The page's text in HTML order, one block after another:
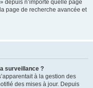
depuis n’importe quelle page
page de recherche avancée et
surveillance ?
à la gestion des
des mises à jour. Depuis